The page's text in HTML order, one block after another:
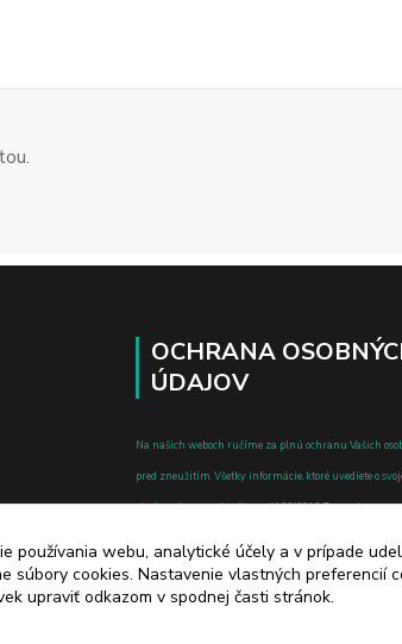
OCHRANA
ÚDAJOV
Na našich weboch ručíme za plnú ochranu Vašich
pred zneužitím. Všetky informácie, ktoré uvediete o
chránené v zmysle zákona č.122/2013 Z.z. o ochrane
používania webu, analytické účely a v prípade
súbory cookies. Nastavenie vlastných preferencií
upraviť odkazom v spodnej časti stránok.